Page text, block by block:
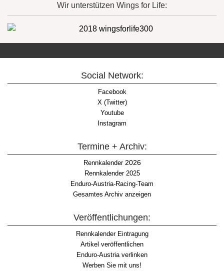
Wir unterstützen Wings for Life:
Social Network:
Facebook
X (Twitter)
Youtube
Instagram
Termine + Archiv:
Rennkalender2026
Rennkalender 2025
Enduro-Austria-Racing-Team
Gesamtes Archiv anzeigen
Veröffentlichungen:
Rennkalender Eintragung
Artikel veröffentlichen
Enduro-Austria verlinken
Werben Sie mit uns!